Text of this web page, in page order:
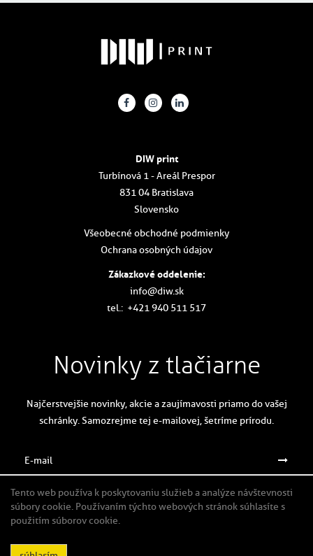
Tento web používa k poskytovaniu služieb a analýze návštevnosti
súbory cookie. Používaním týchto webových stránok súhlasíte s
použitím súborov cookie.
DIW print
Turbínová 1 - Areál Prespor
831 04 Bratislava
Slovensko
Všeobecné obchodné podmienky
Ochrana osobných údajov
Zákazkové oddelenie:
info@diw.sk
tel.: +421 940 511 517
Novinky z tlačiarne
Najčerstvejšie novinky, akcie a zaujímavosti priamo do vašej
schránky. Samozrejme tej e-mailovej, šetríme prírodu.